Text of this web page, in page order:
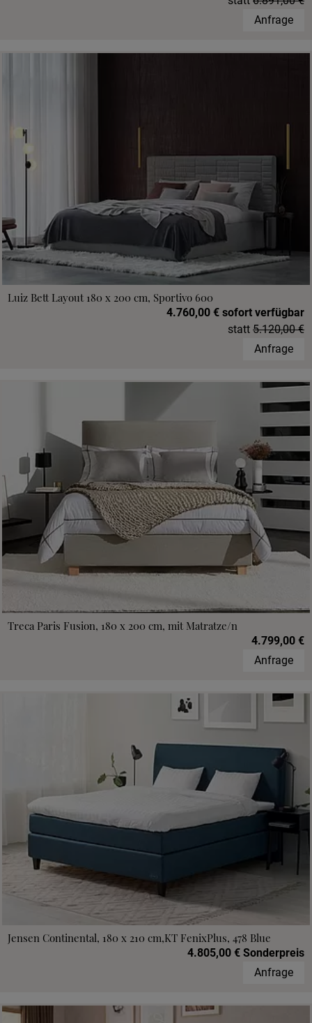
Anfrage
Luiz Bett Layout 180 x 200 cm, Sportivo 600
4.760,00 € sofort verfügbar
statt 5.120,00 €
Anfrage
Treca Paris Fusion, 180 x 200 cm, mit Matratze/n
4.799,00 €
Anfrage
Jensen Continental, 180 x 210 cm,KT FenixPlus, 478 Blue
4.805,00 € Sonderpreis
Anfrage